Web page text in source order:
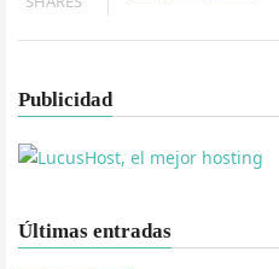
Publicidad
Últimas entradas